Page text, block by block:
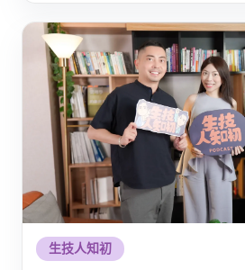
生技人知初